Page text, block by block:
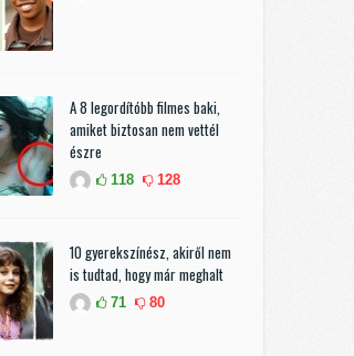
A 8 legordítóbb filmes baki,
amiket biztosan nem vettél
észre
118 128
10 gyerekszínész, akiről nem
is tudtad, hogy már meghalt
71 80